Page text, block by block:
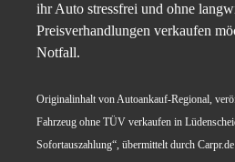
ihr Auto stressfrei und ohne
Preisverhandlungen verkaufen
Notfall.
Originalinhalt von Autoankauf-Regional,
Fahrzeug ohne TÜV verkaufen in
Sofortauszahlung“, übermittelt durch Carpr.de